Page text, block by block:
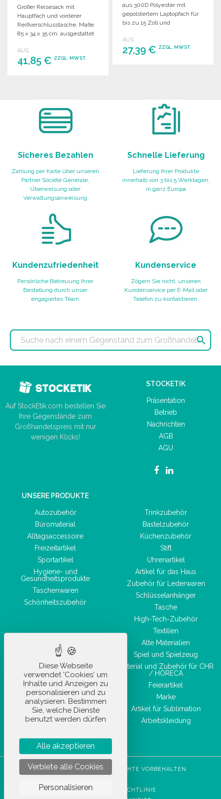
Großer Reisesack mit
Hauptfach und vorderer
Reißverschlusstasche. Maße:
85 x 34 x 35 cm, ausgestattet
AUS
41,85 € ZZGL. MWST.
aus 300D Polyester mit
gepolstertem Laptopfach für
bis zu 15 Zoll und
Schulterriemen.
AUS
27,39 € ZZGL. MWST.
Sicheres Bezahlen
Zahlung per Karte über unseren
Partner Société Générale,
Überweisung oder
Verwaltungsanweisung
Schnelle Lieferung
Lieferung Ihrer Produkte
innerhalb von 3 bis 5 Werktagen,
in ganz Europa
Kundenzufriedenheit
Persönliche Betreuung Ihrer
Bestellung durch unser
engagiertes Team
Kundenservice
Zögern Sie nicht, unseren
Kundenservice per E-Mail oder
Telefon zu kontaktieren.

Auf StockEtik.com bestellen Sie
Ihre Gegenstände zum
Großhandelspreis mit nur
wenigen Klicks!
STOCKETIK
Präsentation
Betrieb
Nachrichten
AGB
AGU
UNSERE PRODUKTE
Autozubehör
Büromaterial
Alltagsaccessoire
Freizeitartikel
Sportartikel
Hygiene- und
Gesundheitsprodukte
Taschenwaren
Schönheitszubehör
Trinkzubehör
Bastelzubehör
Küchenzubehör
Stift
Uhrenartikel
Artikel für das Haus
Zubehör für Lederwaren
Schlüsselanhänger
Tasche
High-Tech-Zubehör
Textilien
Alte Materialien
Spiel und Spielzeug
Material und Zubehör für CHR
/ HORECA
Feierartikel
Marke
Artikel für Sublimation
Arbeitskleidung
STOCKETIK © 2023 - ALLE RECHTE VORBEHALTEN
DATENSCHUTZRICHTLINIE
Diese Webseite
verwendet 'Cookies' um
Inhalte und Anzeigen zu
personalisieren und zu
analysieren. Bestimmen
Sie, welche Dienste
benutzt werden dürfen
Alle akzeptieren
Verbiete alle Cookies
Personalisieren